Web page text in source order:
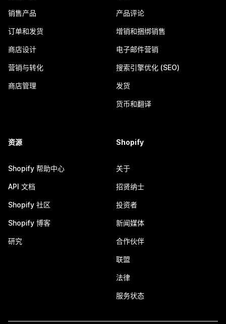
销售产品
订单和发货
商店设计
营销与转化
商店管理
产品评论
增销和捆绑销售
电子邮件营销
搜索引擎优化 (SEO)
发货
货币和翻译
资源
Shopify 帮助中心
API 文档
Shopify 社区
Shopify 博客
研究
Shopify
关于
招贤纳士
投资者
新闻媒体
合作伙伴
联盟
法律
服务状态